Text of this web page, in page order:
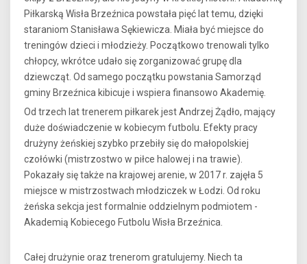
Piłkarską Wisła Brzeźnica powstała pięć lat temu, dzięki
staraniom Stanisława Sękiewicza. Miała być miejsce do
treningów dzieci i młodzieży. Początkowo trenowali tylko
chłopcy, wkrótce udało się zorganizować grupę dla
dziewcząt. Od samego początku powstania Samorząd
gminy Brzeźnica kibicuje i wspiera finansowo Akademię.
Od trzech lat trenerem piłkarek jest Andrzej Żądło, mający
duże doświadczenie w kobiecym futbolu. Efekty pracy
drużyny żeńskiej szybko przebiły się do małopolskiej
czołówki (mistrzostwo w piłce halowej i na trawie).
Pokazały się także na krajowej arenie, w 2017 r. zajęła 5
miejsce w mistrzostwach młodziczek w Łodzi. Od roku
żeńska sekcja jest formalnie oddzielnym podmiotem -
Akademią Kobiecego Futbolu Wisła Brzeźnica.
Całej drużynie oraz trenerom gratulujemy. Niech ta